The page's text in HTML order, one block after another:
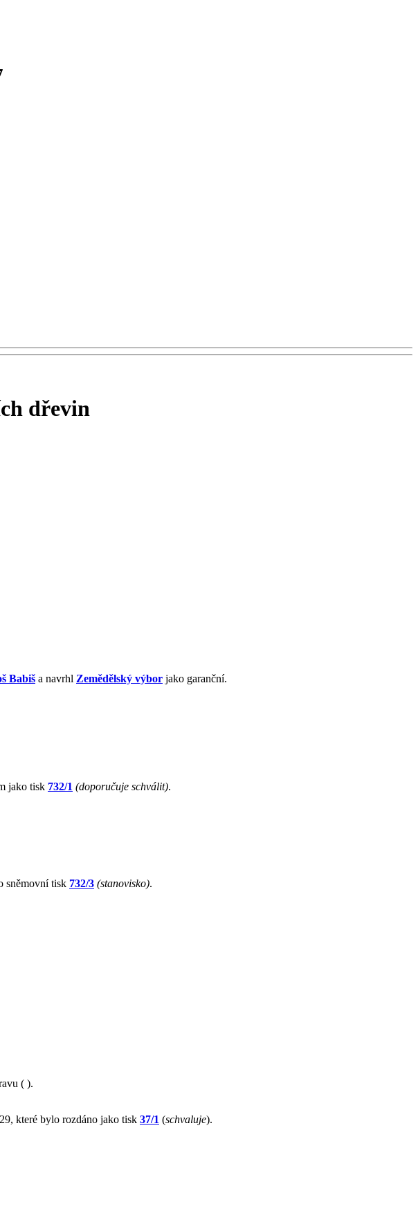
dřevin
Babiš a navrhl Zemědělský výbor jako garanční.
jako tisk 732/1 (doporučuje schválit).
sněmovní tisk 732/3 (stanovisko).
( ).
které bylo rozdáno jako tisk 37/1 (schvaluje).